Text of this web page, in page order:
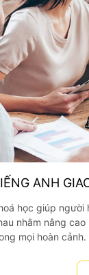
ANH
học giúp người
nhằm nâng
mọi hoàn cảnh.